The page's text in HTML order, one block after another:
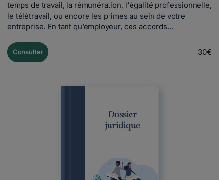
temps de travail, la rémunération, l'égalité professionnelle,
le télétravail, ou encore les primes au sein de votre
entreprise. En tant qu’employeur, ces accords...
Consulter 30€
Dossier
juridique